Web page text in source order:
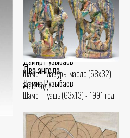
Трио
Дамир Рузыбаев
Шамот, глазурь, масло (58x32) -
2017 год
Два ангела
Дамир Рузыбаев
Шамот, гуашь (63x13) - 1991 год